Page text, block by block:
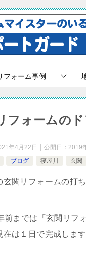
フォーム事例
フォームの
年4月22日 公開日： 2019
ブログ 寝屋川 玄関
玄関リフォームの打
前までは「玄関リフ
在は１日で完成します